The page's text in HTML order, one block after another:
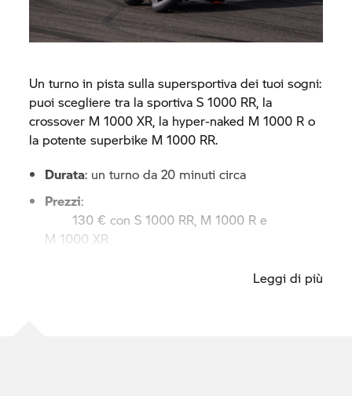
Un turno in pista sulla supersportiva dei tuoi sogni:
puoi scegliere tra la sportivaS 1000 RR, la
crossover M 1000 XR, la hyper-naked M 1000 R o
la potente superbike M 1000 RR.
Durata: un turno da 20 minuti circa
Prezzi:
130 € conS 1000 RR, M 1000 R e
M 1000 XR
Leggi di più